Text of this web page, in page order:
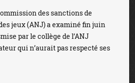
des sanctions de
jeux (ANJ) a examiné fin juin
par le collège de l’ANJ
qui n’aurait pas respecté ses